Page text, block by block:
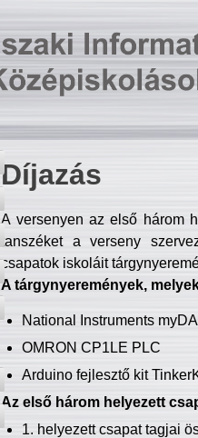
Díjazás
A versenyen az első három
tanszéket a verseny
csapatok iskoláit
A tárgynyeremények,
National Instruments
OMRON CP1LE PLC
Arduino fejlesztő kit
Az első három helyezett
1. helyezett csapat tagjai